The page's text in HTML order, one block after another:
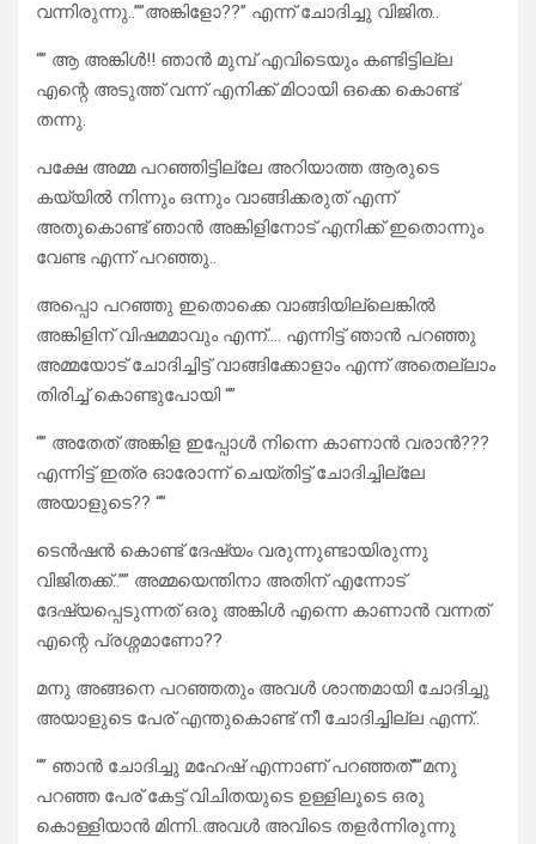
വന്നിരുന്നു..””അങ്കിളോ??” എന്ന് ചോദിച്ചു വിജിത..
“” ആ അങ്കിൾ!! ഞാൻ മുമ്പ് എവിടെയും കണ്ടിട്ടില്ല
എന്റെ അടുത്ത് വന്ന് എനിക്ക് മിഠായി ഒക്കെ കൊണ്ട്
തന്നു.
പക്ഷേ അമ്മ പറഞ്ഞിട്ടില്ലേ അറിയാത്ത ആരുടെ
കയ്യിൽ നിന്നും ഒന്നും വാങ്ങിക്കരുത് എന്ന്
അതുകൊണ്ട് ഞാൻ അങ്കിളിനോട് എനിക്ക് ഇതൊന്നും
വേണ്ട എന്ന് പറഞ്ഞു..
അപ്പൊ പറഞ്ഞു ഇതൊക്കെ വാങ്ങിയില്ലെങ്കിൽ
അങ്കിളിന് വിഷമമാവും എന്ന്…. എന്നിട്ട് ഞാൻ പറഞ്ഞു
അമ്മയോട് ചോദിച്ചിട്ട് വാങ്ങിക്കോളാം എന്ന് അതെല്ലാം
തിരിച്ച് കൊണ്ടുപോയി “”
“” അതേത് അങ്കിള ഇപ്പോൾ നിന്നെ കാണാൻ വരാൻ???
എന്നിട്ട് ഇത്ര ഓരോന്ന് ചെയ്തിട്ട് ചോദിച്ചില്ലേ
അയാളുടെ?? “”
ടെൻഷൻ കൊണ്ട് ദേഷ്യം വരുന്നുണ്ടായിരുന്നു
വിജിതക്ക്..”” അമ്മയെന്തിനാ അതിന് എന്നോട്
ദേഷ്യപ്പെടുന്നത് ഒരു അങ്കിൾ എന്നെ കാണാൻ വന്നത്
എന്റെ പ്രശ്നമാണോ??
മനു അങ്ങനെ പറഞ്ഞതും അവൾ ശാന്തമായി ചോദിച്ചു
അയാളുടെ പേര് എന്തുകൊണ്ട് നീ ചോദിച്ചില്ല എന്ന്..
“” ഞാൻ ചോദിച്ചു മഹേഷ് എന്നാണ് പറഞ്ഞത്””മനു
പറഞ്ഞ പേര് കേട്ട് വിചിതയുടെ ഉള്ളിലൂടെ ഒരു
കൊള്ളിയാൻ മിന്നി..അവൾ അവിടെ തളർന്നിരുന്നു